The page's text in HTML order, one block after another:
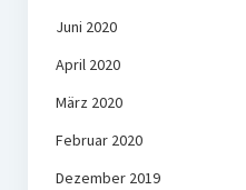
Juni 2020
April 2020
März 2020
Februar 2020
Dezember 2019